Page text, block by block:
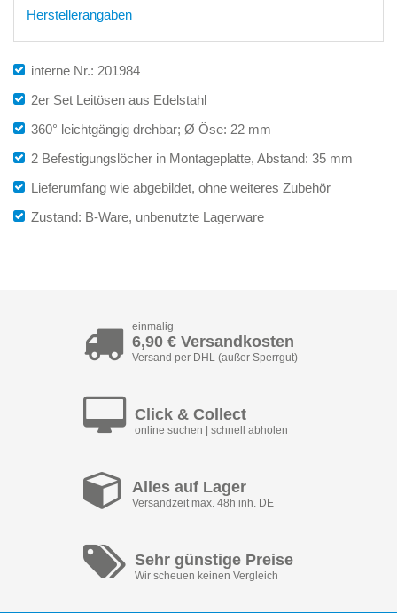
Herstellerangaben
interne Nr.: 201984
2er Set Leitösen aus Edelstahl
360° leichtgängig drehbar; Ø Öse: 22 mm
2 Befestigungslöcher in Montageplatte, Abstand: 35 mm
Lieferumfang wie abgebildet, ohne weiteres Zubehör
Zustand: B-Ware, unbenutzte Lagerware
einmalig
6,90 € Versandkosten
Versand per DHL (außer Sperrgut)
Click & Collect
online suchen | schnell abholen
Alles auf Lager
Versandzeit max. 48h inh. DE
Sehr günstige Preise
Wir scheuen keinen Vergleich